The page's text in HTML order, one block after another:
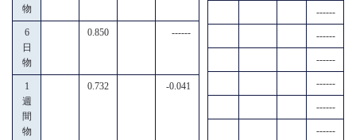
物
6
日
物
0.850 ------
1
週
間
物
0.732 -0.041
------
------
------
------
------
------